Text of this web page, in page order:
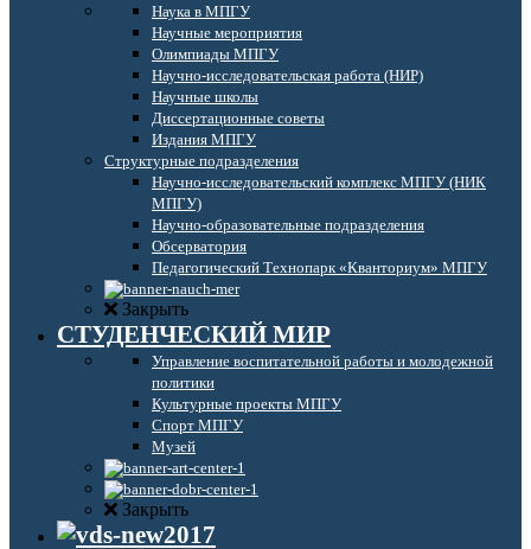
Наука в МПГУ
Научные мероприятия
Олимпиады МПГУ
Научно-исследовательская работа (НИР)
Научные школы
Диссертационные советы
Издания МПГУ
Структурные подразделения
Научно-исследовательский комплекс МПГУ (НИК
МПГУ)
Научно-образовательные подразделения
Обсерватория
Педагогический Технопарк «Кванториум» МПГУ
Закрыть
СТУДЕНЧЕСКИЙ МИР
Управление воспитательной работы и молодежной
политики
Культурные проекты МПГУ
Спорт МПГУ
Музей
Закрыть